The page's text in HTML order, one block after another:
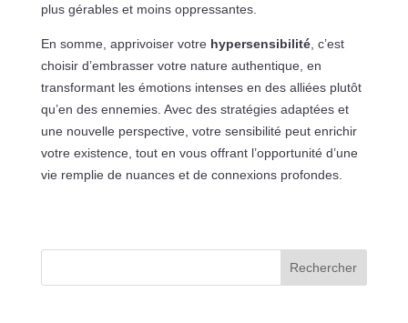
plus gérables et moins oppressantes.
En somme, apprivoiser votre hypersensibilité, c’est
choisir d’embrasser votre nature authentique, en
transformant les émotions intenses en des alliées plutôt
qu’en des ennemies. Avec des stratégies adaptées et
une nouvelle perspective, votre sensibilité peut enrichir
votre existence, tout en vous offrant l’opportunité d’une
vie remplie de nuances et de connexions profondes.
Rechercher